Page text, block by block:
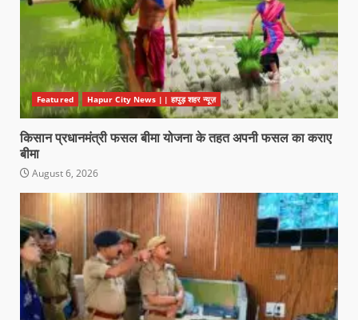
Featured Hapur City News || हापुड़ शहर न्यूज़
किसान प्रधानमंत्री फसल बीमा योजना के तहत अपनी फसल का कराए
बीमा
August 6, 2026